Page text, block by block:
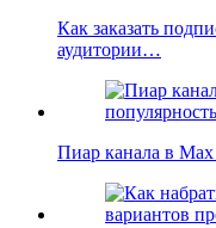
Как заказать
аудитории…
Пиар канала в